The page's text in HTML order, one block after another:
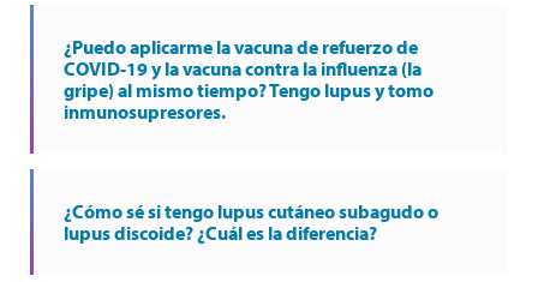
¿Puedo aplicarme la vacuna de refuerzo de
COVID-19 y la vacuna contra la influenza (la
gripe) al mismo tiempo? Tengo lupus y tomo
inmunosupresores.
¿Cómo sé si tengo lupus cutáneo subagudo o
lupus discoide? ¿Cuál es la diferencia?